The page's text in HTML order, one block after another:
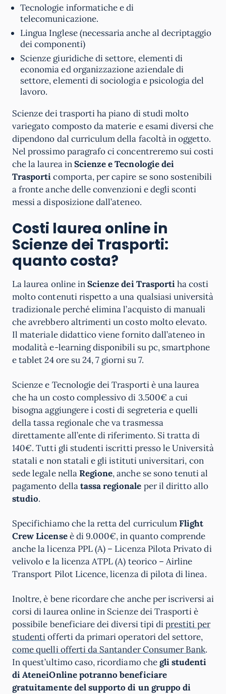
Tecnologie informatiche e di
telecomunicazione.
Lingua Inglese (necessaria anche al decriptaggio
dei componenti)
Scienze giuridiche di settore, elementi di
economia ed organizzazione aziendale di
settore, elementi di sociologia e psicologia del
lavoro.
Scienze dei trasporti ha piano di studi molto
variegato composto da materie e esami diversi che
dipendono dal curriculum della facoltà in oggetto.
Nel prossimo paragrafo ci concentreremo sui costi
che la laurea inScienze e Tecnologie dei
Trasporticomporta, per capire se sono sostenibili
a fronte anche delle convenzioni e degli sconti
messi a disposizione dall’ateneo.
Costi laurea online in
Scienze dei Trasporti:
quanto costa?
La laurea online inScienze dei Trasportiha costi
molto contenuti rispetto a una qualsiasi università
tradizionale perché elimina l’acquisto di manuali
che avrebbero altrimenti un costo molto elevato.
Il materiale didattico viene fornito dall’ateneo in
modalità e-learning disponibili su pc, smartphone
e tablet 24 ore su 24, 7 giorni su 7.
Scienze e Tecnologie dei Trasporti è una laurea
che ha un costo complessivo di 3.500€ a cui
bisogna aggiungere i costi di segreteria e quelli
della tassa regionale che va trasmessa
direttamente all’ente di riferimento. Si tratta di
140€. Tutti gli studenti iscritti presso le Università
statali e non statali e gli istituti universitari, con
sede legale nellaRegione, anche se sono tenuti al
pagamento dellatassa regionale per il diritto allo
studio.
Specifichiamo che la retta del curriculumFlight
Crew Licenseè di 9.000€, in quanto comprende
anche la licenza PPL (A) – Licenza Pilota Privato di
velivolo e la licenza ATPL (A) teorico – Airline
Transport Pilot Licence, licenza di pilota di linea.
Inoltre, è bene ricordare che anche per iscriversi ai
corsi di laurea online in Scienze dei Trasporti è
possibile beneficiare dei diversi tipi diprestiti per
studentiofferti da primari operatori del settore,
come quelli offerti da Santander Consumer Bank.
In quest’ultimo caso, ricordiamo chegli studenti
di AteneiOnline potranno beneficiare
gratuitamente del supporto di un gruppo di